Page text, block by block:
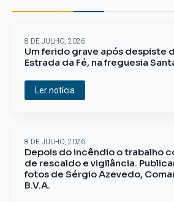
Um ferido grave após despiste
Estrada da Fé, na freguesia
8 DE JULHO, 2026
Ler notícia
Depois do incêndio o trabalho
de rescaldo e vigilância.
fotos de Sérgio Azevedo,
B.V.A.
8 DE JULHO, 2026